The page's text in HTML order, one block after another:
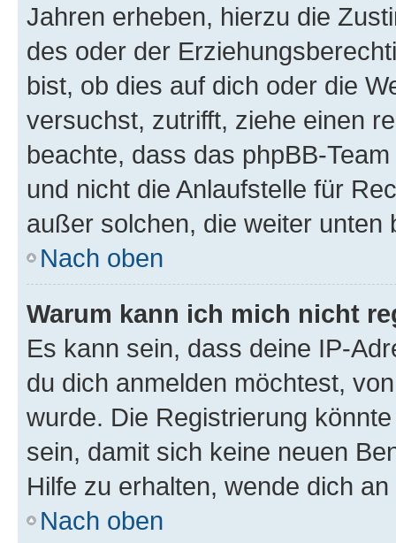
Jahren erheben, hierzu die
des oder der
bist, ob dies auf dich oder die
versuchst, zutrifft, ziehe einen
beachte, dass das phpBB-
und nicht die Anlaufstelle für
außer solchen, die weiter unten
Nach oben
Warum kann ich mich nicht
Es kann sein, dass deine IP-
du dich anmelden möchtest,
wurde. Die Registrierung
sein, damit sich keine neuen
Hilfe zu erhalten, wende dich
Nach oben